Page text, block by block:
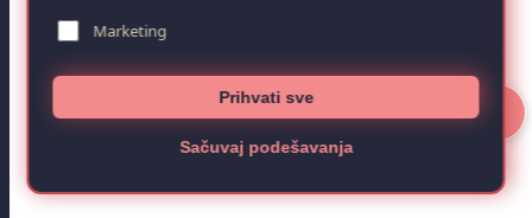
📄
Marketing
Prihvati sve
Sačuvaj podešavanja